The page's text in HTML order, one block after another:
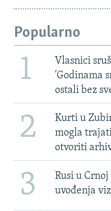
Popularno
1
Vlasnici
'Godinama
ostali bez
2
Kurti u
mogla
otvoriti
3
Rusi u
uvođenja